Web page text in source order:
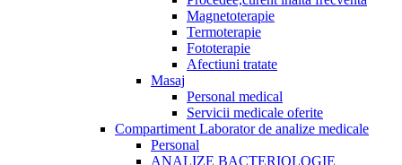
Magnetoterapie
Termoterapie
Fototerapie
Afectiuni tratate
Masaj
Personal medical
Servicii medicale oferite
Compartiment Laborator de analize medicale
Personal
ANALIZE BACTERIOLOGIE